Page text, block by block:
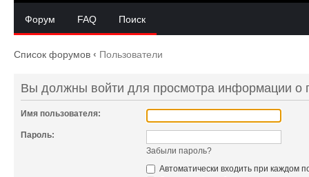
Форум FAQ Поиск
Список форумов ‹ Пользователи
Вы должны войти для просмотра информации о
Имя пользователя:
Пароль:
Забыли пароль?
Автоматически входить при каждом